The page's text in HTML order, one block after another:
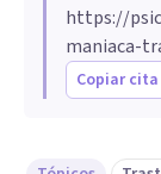
https://
maniaca-
Copiar cita